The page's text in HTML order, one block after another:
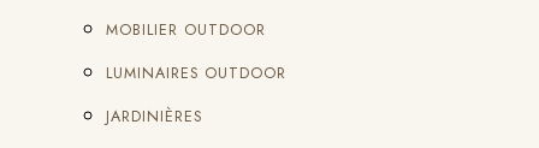
MOBILIER OUTDOOR
LUMINAIRES OUTDOOR
JARDINIÈRES